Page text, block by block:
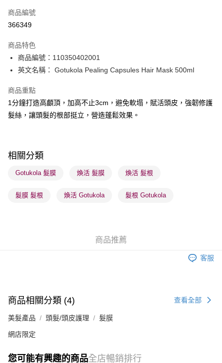
Apple Pay
PayMe
WeChat Pay
BoC Pay
送貨方式
每筆HK$65.00，滿HK$300.00或以上免運費
確認發貨後1-3 工作天送達，訂單將隨機分配至SF順豐速運或京東
(香港門市) 只顯示可選門市。確認發貨後2-5個工作天到店，3天內
取。逾期會取消訂單，並不會安排重寄
商品編號
366349
商品特色
商品編號：110350402001
英文名稱： Gotukola Pealing Capsules Hair Mask 500ml
商品重點
1分鐘打造高顱頂，加高不止3cm，避免軟塌，賦活頭皮，強韌修護
髮絲，讓頭髮的根部挺立，營造蓬鬆效果。
相關分類
Gotukola 髮膜 煥活 髮膜 煥活 髮根
髮膜 髮根 煥活 Gotukola 髮根 Gotukola
商品推薦
客服
商品相關分類 (4) 查看全部
美髮產品 頭髮/頭皮護理 髮膜
網店限定
您可能有興趣的商品全店暢銷排行